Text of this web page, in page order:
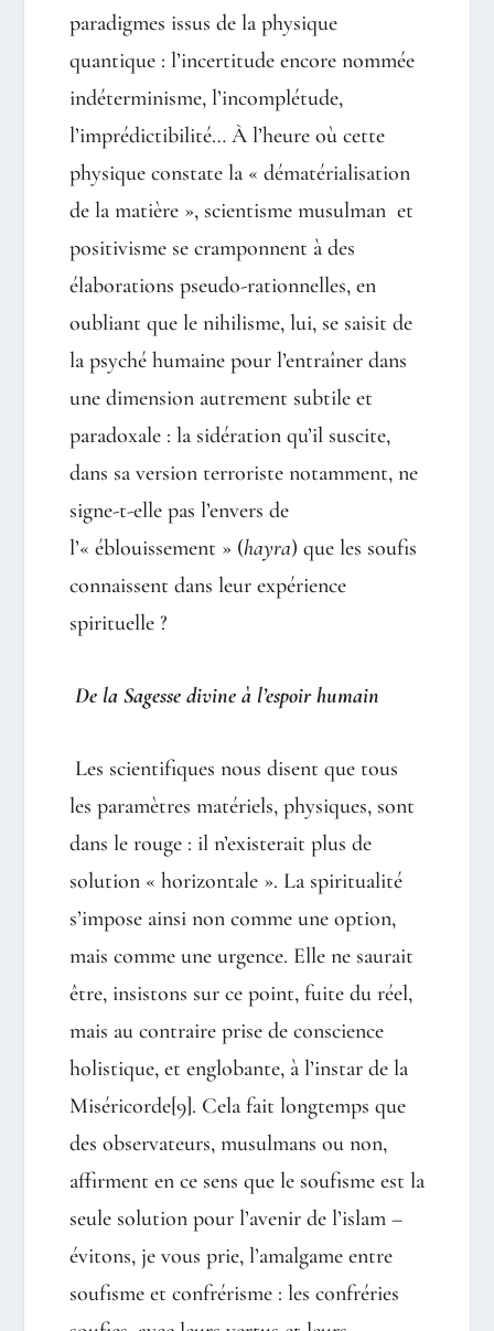
paradigmes issus de la physique
quantique : l’incertitude encore nommée
indéterminisme, l’incomplétude,
l’imprédictibilité… À l’heure où cette
physique constate la « dématérialisation
de la matière », scientisme musulman et
positivisme se cramponnent à des
élaborations pseudo-rationnelles, en
oubliant que le nihilisme, lui, se saisit de
la psyché humaine pour l’entraîner dans
une dimension autrement subtile et
paradoxale : la sidération qu’il suscite,
dans sa version terroriste notamment, ne
signe-t-elle pas l’envers de
l’« éblouissement » (hayra) que les soufis
connaissent dans leur expérience
spirituelle ?
De la Sagesse divine à l’espoir humain
Les scientifiques nous disent que tous
les paramètres matériels, physiques, sont
dans le rouge : il n’existerait plus de
solution « horizontale ». La spiritualité
s’impose ainsi non comme une option,
mais comme une urgence. Elle ne saurait
être, insistons sur ce point, fuite du réel,
mais au contraire prise de conscience
holistique, et englobante, à l’instar de la
Miséricorde[9]. Cela fait longtemps que
des observateurs, musulmans ou non,
affirment en ce sens que le soufisme est la
seule solution pour l’avenir de l’islam –
évitons, je vous prie, l’amalgame entre
soufisme et confrérisme : les confréries